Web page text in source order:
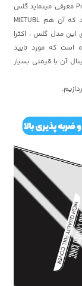
شرکت میتوبل را به عنوان بهترین گلس گوشی Poco X3 GT معرفی مینماید.گلس
Super-D اصلی فقط و فقط توسط یک برند تولید میشود که آن هم MIETUBL
مدل گلس ، اکثرا
است که مورد تایید
آن با قیمتی بسیار